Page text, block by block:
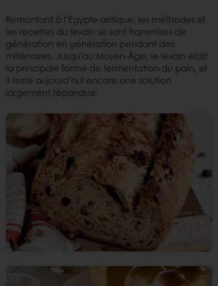
Remontant à l’Égypte antique, les méthodes et
les recettes du levain se sont transmises de
génération en génération pendant des
millénaires. Jusqu’au Moyen-Âge, le levain était
la principale forme de fermentation du pain, et
il reste aujourd’hui encore une solution
largement répandue.